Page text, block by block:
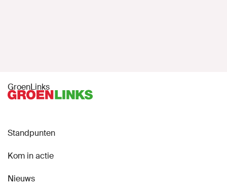
GroenLinks
Standpunten
Kom in actie
Nieuws